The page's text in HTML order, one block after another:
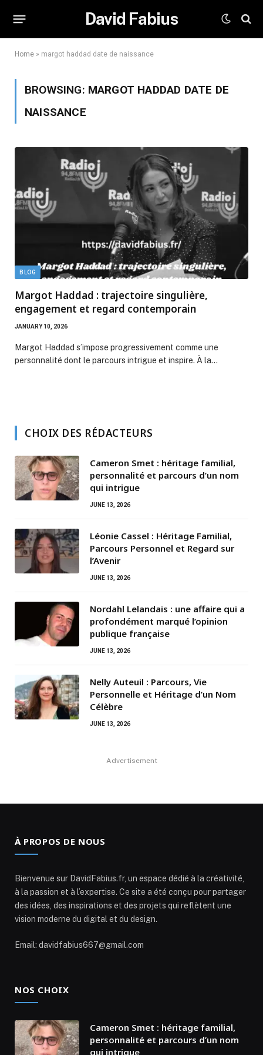
David Fabius
Home » margot haddad date de naissance
BROWSING: MARGOT HADDAD DATE DE
NAISSANCE
BLOG
Margot Haddad : trajectoire singulière,
engagement et regard contemporain
JANUARY 10, 2026
Margot Haddad s’impose progressivement comme une
personnalité dont le parcours intrigue et inspire. À la…
CHOIX DES RÉDACTEURS
Cameron Smet : héritage familial,
personnalité et parcours d’un nom
qui intrigue
JUNE 13, 2026
Léonie Cassel : Héritage Familial,
Parcours Personnel et Regard sur
l’Avenir
JUNE 13, 2026
Nordahl Lelandais : une affaire qui a
profondément marqué l’opinion
publique française
JUNE 13, 2026
Nelly Auteuil : Parcours, Vie
Personnelle et Héritage d’un Nom
Célèbre
JUNE 13, 2026
Advertisement
À PROPOS DE NOUS
Bienvenue sur DavidFabius.fr, un espace dédié à la créativité,
à la passion et à l’expertise. Ce site a été conçu pour partager
des idées, des inspirations et des projets qui reflètent une
vision moderne du digital et du design.
Email: davidfabius667@gmail.com
NOS CHOIX
Cameron Smet : héritage familial,
personnalité et parcours d’un nom
qui intrigue